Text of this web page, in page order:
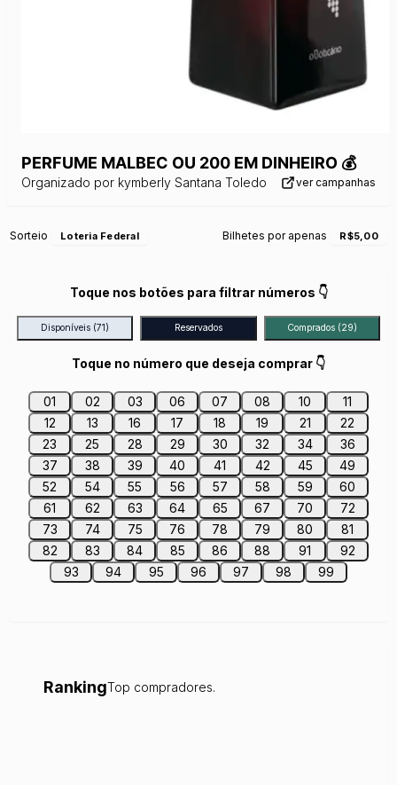
PERFUME MALBEC OU 200 EM DINHEIRO 💰
Organizado por kymberly Santana Toledo ver campanhas
Sorteio Loteria Federal Bilhetes por apenas R$5,00
Toque nos botões para filtrar números 👇
Disponíveis (71) Reservados Comprados (29)
Toque no número que deseja comprar 👇
01 02 03 06 07 08 10
11
12
13 16 17 18 19 21
22
23
25 28 29 30 32 34
36
37
38 39 40 41 42 45
49
52
54 55 56 57 58 59
60
61
62 63 64 65 67 70
72
73
74 75 76 78 79 80
81
82
83 84 85 86 88 91
92
93
94 95 96 97 98 99
RankingTop compradores.